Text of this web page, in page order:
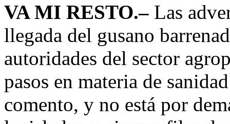
VA MI RESTO.– Las
llegada del gusano
autoridades del sector
pasos en materia de
comento, y no está por